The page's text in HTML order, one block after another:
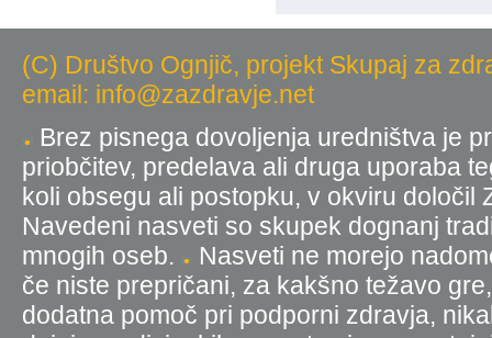
(C) Društvo Ognjič, projekt Skupaj za
email: info@zazdravje.net
Brez pisnega dovoljenja uredništva je
priobčitev, predelava ali druga uporaba
koli obsegu ali postopku, v okviru
Navedeni nasveti so skupek dognanj
mnogih oseb.
Nasveti ne morejo
če niste prepričani, za kakšno težavo
dodatna pomoč pri podporni zdravja,